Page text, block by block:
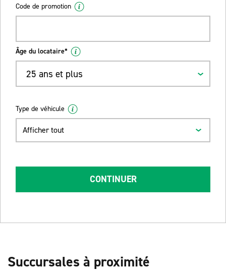
Code de promotion
Âge du locataire*
25 ans et plus
Type de véhicule
Afficher tout
CONTINUER
Succursales à proximité